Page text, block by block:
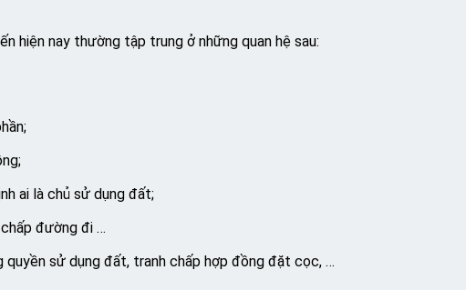
hiện nay thường tập trung ở những quan hệ sau:
ai là chủ sử dụng đất;
đường đi …
quyền sử dụng đất, tranh chấp hợp đồng đặt cọc, …